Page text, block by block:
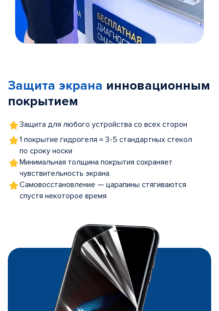
5
Защита экрана инновационным
покрытием
Защита для любого устройства со всех сторон
1 покрытие гидрогеля = 3-5 стандартных стекол
по сроку носки
Минимальная толщина покрытия сохраняет
чувствительность экрана
Самовосстановление — царапины стягиваются
спустя некоторое время